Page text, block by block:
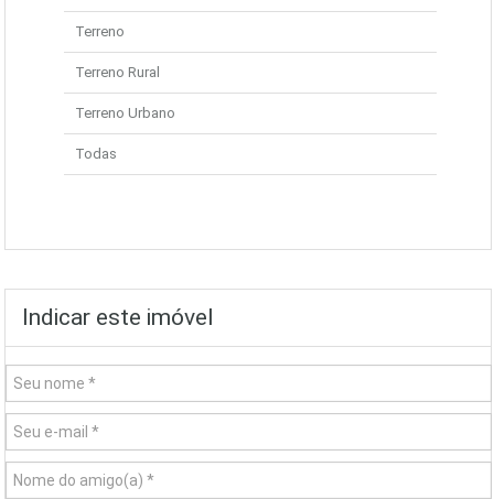
Terreno
Terreno Rural
Terreno Urbano
Todas
Indicar este imóvel